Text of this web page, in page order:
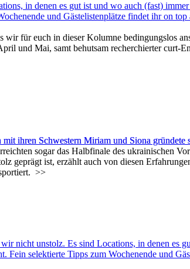
in denen es gut ist und wo auch (fast)
und Gästelistenplätze findet ihr on top
wir für euch in dieser Kolumne bedingungslos
und Mai, samt behutsam recherchierter curt-
ihren Schwestern Miriam und Siona gründete
sogar das Halbfinale des ukrainischen
geprägt ist, erzählt auch von diesen
>>
nicht unstolz. Es sind Locations, in denen es
selektierte Tipps zum Wochenende und